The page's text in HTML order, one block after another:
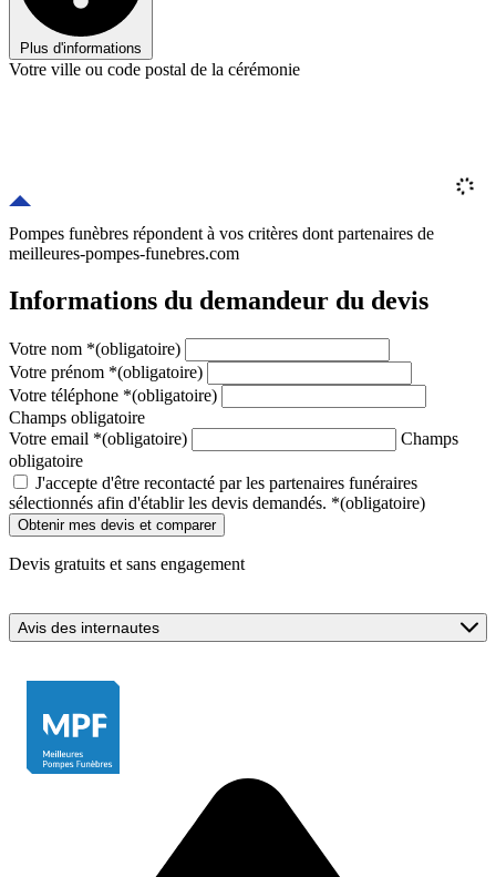
Plus d'informations
Votre ville ou code postal de la cérémonie
Pompes funèbres répondent à vos critères dont partenaires de
meilleures-pompes-funebres.com
Informations du demandeur du devis
Votre nom *(obligatoire)
Votre prénom *(obligatoire)
Votre téléphone *(obligatoire)
Champs obligatoire
Votre email *(obligatoire)
Champs
obligatoire
J'accepte d'être recontacté par les partenaires funéraires
sélectionnés afin d'établir les devis demandés. *(obligatoire)
Devis gratuits et sans engagement
Avis des internautes